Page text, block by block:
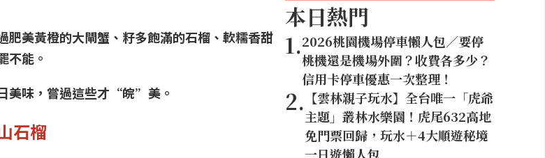
美黃橙的大閘蟹、籽多飽滿的石榴、軟糯香甜
不能。
美味，嘗過這些才“皖”美。
石榴
本日熱門
1.2026桃園機場停車懶人包／要停
桃機還是機場外圍？收費各多少？
信用卡停車優惠一次整理！
2. 【雲林親子玩水】全台唯一「虎爺
主題」叢林水樂園！虎尾632高地
免門票回歸，玩水＋4大順遊秘境
一日遊懶人包